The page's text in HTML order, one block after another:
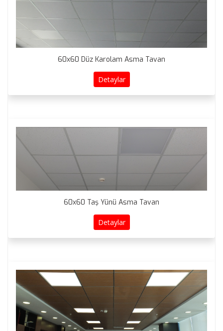
60x60 Düz Karolam Asma Tavan
Detaylar
60x60 Taş Yünü Asma Tavan
Detaylar